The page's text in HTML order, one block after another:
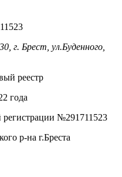
Брест, ул.Буденного,
реестр
года
регистрации №291711523
р-на г.Бреста